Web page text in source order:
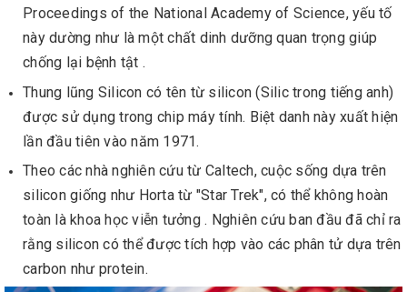
Proceedings of the National Academy of Science, yếu tố
này dường như là một chất dinh dưỡng quan trọng giúp
chống lại bệnh tật .
Thung lũng Silicon có tên từ silicon (Silic trong tiếng anh)
được sử dụng trong chip máy tính. Biệt danh này xuất hiện
lần đầu tiên vào năm 1971.
Theo các nhà nghiên cứu từ Caltech, cuộc sống dựa trên
silicon giống như Horta từ "Star Trek", có thể không hoàn
toàn là khoa học viễn tưởng . Nghiên cứu ban đầu đã chỉ ra
rằng silicon có thể được tích hợp vào các phân tử dựa trên
carbon như protein.